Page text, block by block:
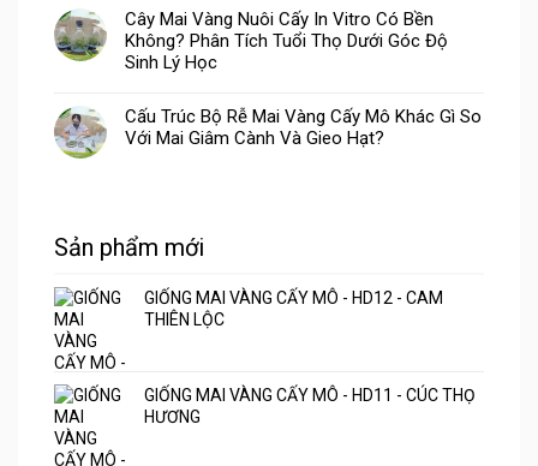
Cây Mai Vàng Nuôi Cấy In Vitro Có Bền
Không? Phân Tích Tuổi Thọ Dưới Góc Độ
Sinh Lý Học
Cấu Trúc Bộ Rễ Mai Vàng Cấy Mô Khác Gì So
Với Mai Giâm Cành Và Gieo Hạt?
Sản phẩm mới
GIỐNG MAI VÀNG CẤY MÔ - HD12 - CAM
THIÊN LỘC
GIỐNG MAI VÀNG CẤY MÔ - HD11 - CÚC THỌ
HƯƠNG